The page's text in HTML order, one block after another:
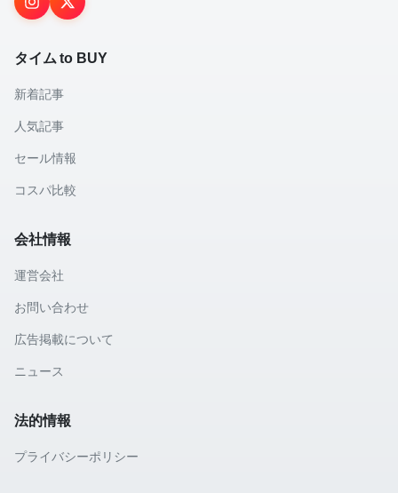
タイム to BUY
新着記事
人気記事
セール情報
コスパ比較
会社情報
運営会社
お問い合わせ
広告掲載について
ニュース
法的情報
プライバシーポリシー